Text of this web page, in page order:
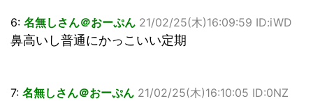
6: 名無しさん＠おーぷん 21/02/25(木)16:09:59 ID:iWD
鼻高いし普通にかっこいい定期
7: 名無しさん＠おーぷん 21/02/25(木)16:10:05 ID:0NZ